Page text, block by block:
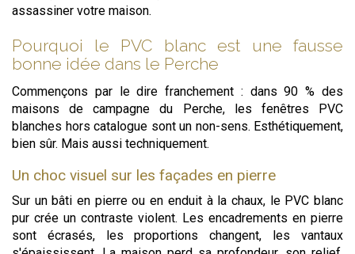
assassiner votre maison.
Pourquoi le PVC blanc est une fausse
bonne idée dans le Perche
Commençons par le dire franchement : dans 90 % des
maisons de campagne du Perche, les fenêtres PVC
blanches hors catalogue sont un non-sens. Esthétiquement,
bien sûr. Mais aussi techniquement.
Un choc visuel sur les façades en pierre
Sur un bâti en pierre ou en enduit à la chaux, le PVC blanc
pur crée un contraste violent. Les encadrements en pierre
sont écrasés, les proportions changent, les vantaux